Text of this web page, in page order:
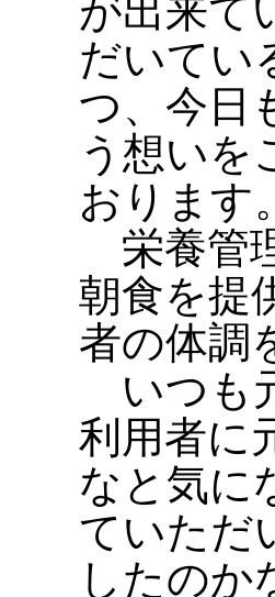
が出来て
だいてい
つ、今日
う想いを
おります。
栄養管
朝食を提
者の体調
いつも
利用者に
なと気に
ていただ
したのか